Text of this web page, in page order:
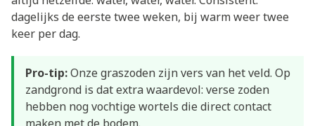
dagelijks de eerste twee weken, bij warm weer twee
keer per dag.
Pro-tip:Onze graszoden zijn vers van het veld. Op
zandgrond is dat extra waardevol: verse zoden
hebben nog vochtige wortels die direct contact